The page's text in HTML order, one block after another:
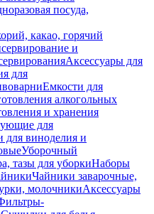
посуда,
какао, горячий
и
Аксессуары для
для
Емкости для
алкогольных
и хранения
для
для виноделия и
Уборочный
тазы для уборкиНаборы
Чайники заварочные,
молочникиАксессуары